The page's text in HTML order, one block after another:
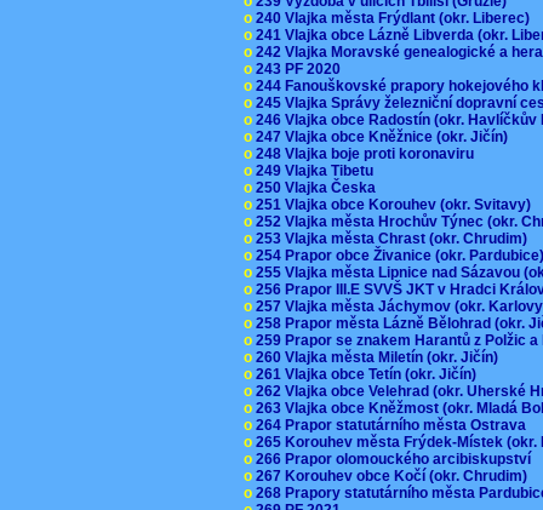
o 240 Vlajka města Frýdlant (okr. Liberec)
o 241 Vlajka obce Lázně Libverda (okr.
o 242 Vlajka Moravské genealogické a
o 243 PF 2020
o 244 Fanouškovské prapory hokejového
o 245 Vlajka Správy železniční dopravní
o 246 Vlajka obce Radostín (okr.
o 247 Vlajka obce Kněžnice (okr. Jičín)
o 248 Vlajka boje proti koronaviru
o 249 Vlajka Tibetu
o 250 Vlajka Česka
o 251 Vlajka obce Korouhev (okr. Svitavy)
o 252 Vlajka města Hrochův Týnec (okr.
o 253 Vlajka města Chrast (okr. Chrudim)
o 254 Prapor obce Živanice (okr.
o 255 Vlajka města Lipnice nad Sázavou
o 256 Prapor III.E SVVŠ JKT v Hradci
o 257 Vlajka města Jáchymov (okr.
o 258 Prapor města Lázně Bělohrad (okr.
o 259 Prapor se znakem Harantů z Polžic
o 260 Vlajka města Miletín (okr. Jičín)
o 261 Vlajka obce Tetín (okr. Jičín)
o 262 Vlajka obce Velehrad (okr. Uherské
o 263 Vlajka obce Kněžmost (okr. Mladá
o 264 Prapor statutárního města Ostrava
o 265 Korouhev města Frýdek-Místek
o 266 Prapor olomouckého arcibiskupství
o 267 Korouhev obce Kočí (okr. Chrudim)
o 268 Prapory statutárního města